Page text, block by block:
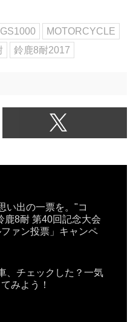
GS1000
MOTORCYCLE
鈴鹿8耐2017
い出の一票を。"コ
鹿8耐 第40回記念大会
ファン投票」キャンペ
、チェックした？一気
みよう！